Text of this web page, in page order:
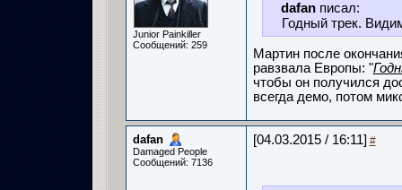
Junior Painkiller
Сообщений: 259
dafanписал:
Годный трек.
Мартин после
равзвала Европы: "
чтобы он получился
всегда демо, потом
dafan
Damaged People
Сообщений: 7136
[04.03.2015 / 16:11] #